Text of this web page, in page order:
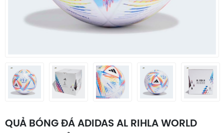
QUẢ BÓNG ĐÁ ADIDAS AL RIHLA WORLD